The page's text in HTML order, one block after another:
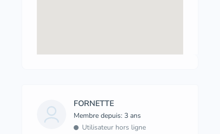
FORNETTE
Membre depuis: 3 ans
Utilisateur hors ligne